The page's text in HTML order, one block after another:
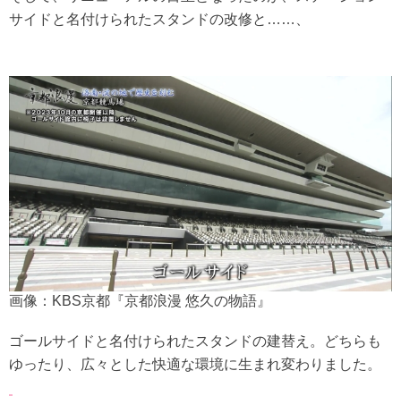
サイドと名付けられたスタンドの改修と……、
画像：KBS京都『京都浪漫 悠久の物語』
ゴールサイドと名付けられたスタンドの建替え。どちらも
ゆったり、広々とした快適な環境に生まれ変わりました。